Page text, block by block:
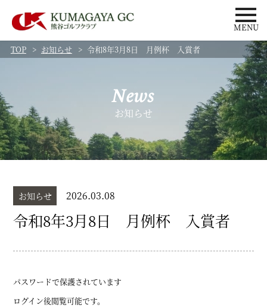
MENU
TOP
お知らせ 令和8年3月8日 月例杯 入賞者
News
お知らせ
お知らせ 2026.03.08
令和8年3月8日 月例杯 入賞者
パスワードで保護されています
ログイン後閲覧可能です。